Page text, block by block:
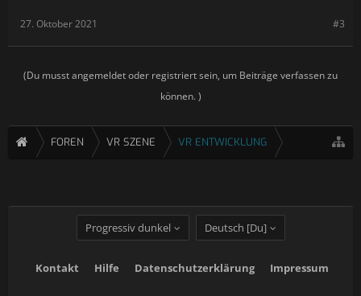
#3
27. Oktober 2021
(Du musst angemeldet oder registriert sein, um Beiträge verfassen zu
können. )
FOREN VR SZENE VR ENTWICKLUNG
Progressiv dunkel Deutsch [Du]
Kontakt Hilfe Datenschutzerklärung Impressum